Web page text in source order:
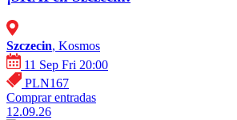
Szczecin, Kosmos
11 Sep Fri 20:00
PLN167
Comprar entradas
12.09.26